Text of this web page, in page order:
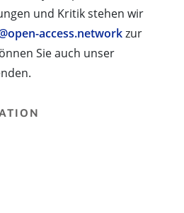
und Kritik stehen wir
access.networkzur
Sie auch unser